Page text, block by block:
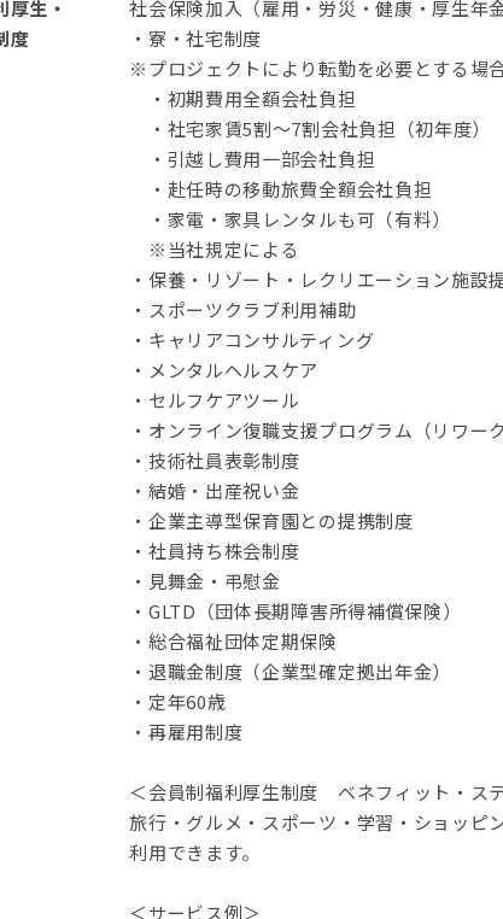
厚生・
度
社会保険加入（雇用・労災・健康・厚生年金
・寮・社宅制度
※プロジェクトにより転勤を必要とする場
・初期費用全額会社負担
・社宅家賃5割～7割会社負担（初年度）
・引越し費用一部会社負担
・赴任時の移動旅費全額会社負担
・家電・家具レンタルも可（有料）
※当社規定による
・保養・リゾート・レクリエーション施設
・スポーツクラブ利用補助
・キャリアコンサルティング
・メンタルヘルスケア
・セルフケアツール
・オンライン復職支援プログラム（リワーク
・技術社員表彰制度
・結婚・出産祝い金
・企業主導型保育園との提携制度
・社員持ち株会制度
・見舞金・弔慰金
・GLTD（団体長期障害所得補償保険）
・総合福祉団体定期保険
・退職金制度（企業型確定拠出年金）
・定年60歳
・再雇用制度
＜会員制福利厚生制度 ベネフィット・ス
旅行・グルメ・スポーツ・学習・ショッピ
利用できます。
＜サービス例＞